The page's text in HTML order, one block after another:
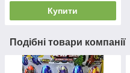
Купити
Подібні товари компанії